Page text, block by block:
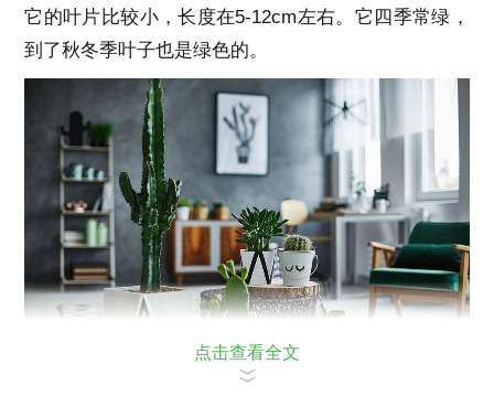
它的叶片比较小，长度在5-12cm左右。它四季常绿，
到了秋冬季叶子也是绿色的。
点击查看全文